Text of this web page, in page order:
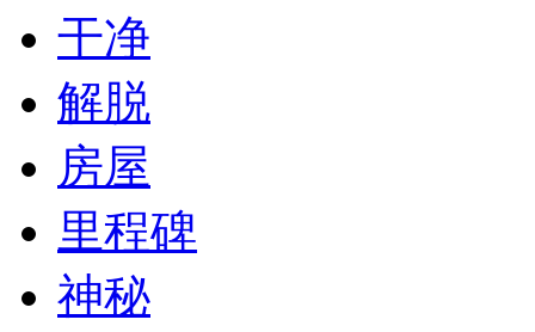
干净
解脱
房屋
里程碑
神秘